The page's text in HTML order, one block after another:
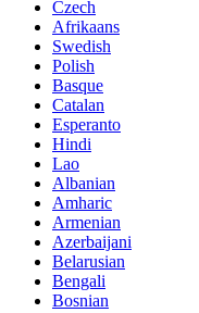
Czech
Afrikaans
Swedish
Polish
Basque
Catalan
Esperanto
Hindi
Lao
Albanian
Amharic
Armenian
Azerbaijani
Belarusian
Bengali
Bosnian